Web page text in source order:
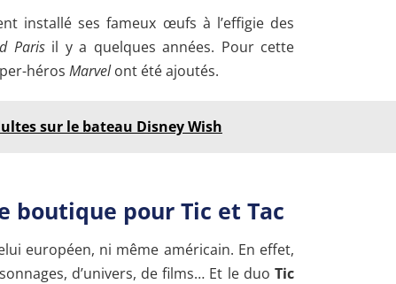
installé ses fameux œufs à l’effigie des
Parisil y a quelques années. Pour cette
héros Marvelont été ajoutés.
sur le bateau Disney Wish
boutique pour Tic et Tac
européen, ni même américain. En effet,
d’univers, de films… Et le duo Tic